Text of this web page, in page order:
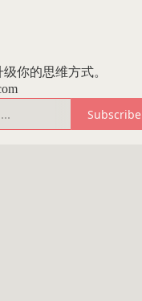
你的思维方式。
Subscribe